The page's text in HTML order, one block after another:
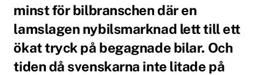
minst för bilbranschen där en
lamslagen nybilsmarknad lett till ett
ökat tryck på begagnade bilar. Och
tiden då svenskarna inte litade på